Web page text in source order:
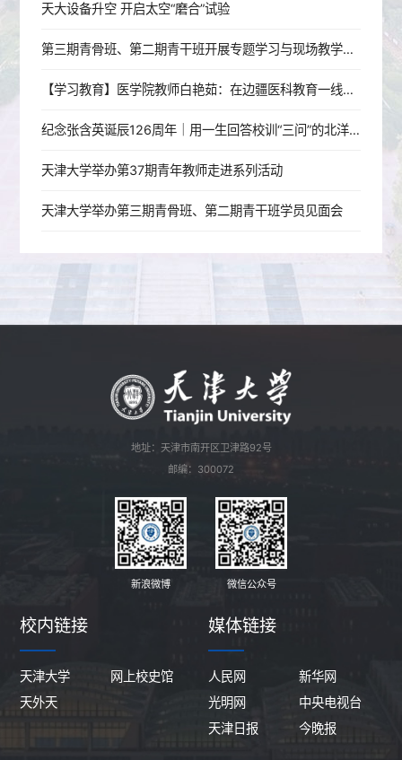
天大设备升空 开启太空“磨合”试验
第三期青骨班、第二期青干班开展专题学习与现场教学活动
【学习教育】医学院教师白艳茹：在边疆医科教育一线践行育人初心
纪念张含英诞辰126周年｜用一生回答校训“三问”的北洋老校长
天津大学举办第37期青年教师走进系列活动
天津大学举办第三期青骨班、第二期青干班学员见面会
地址：天津市南开区卫津路92号
邮编：300072
新浪微博 微信公众号
校内链接
天津大学
网上校史馆
天外天
媒体链接
人民网
新华网
光明网
中央电视台
天津日报
今晚报